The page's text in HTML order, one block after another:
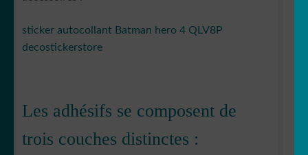
sticker autocollant Batman hero 4 QLV8P
decostickerstore
Les adhésifs se composent de
trois couches distinctes :